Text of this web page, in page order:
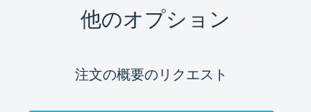
他のオプション
注文の概要のリクエスト